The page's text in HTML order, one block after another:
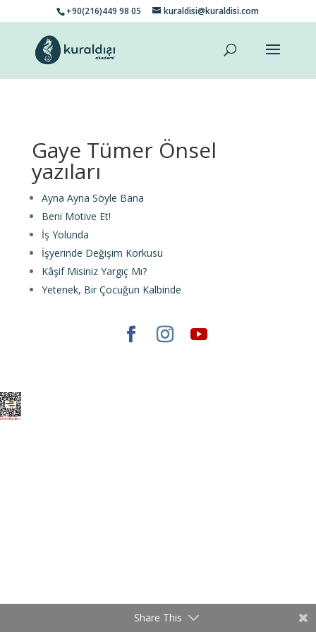
+90(216)449 98 05 kuraldisi@kuraldisi.com
Gaye Tümer Önsel
yazıları
Ayna Ayna Söyle Bana
Beni Motive Et!
İş Yolunda
İşyerinde Değişim Korkusu
Kâşif Misiniz Yargıç Mı?
Yetenek, Bir Çocuğun Kalbinde
Share This